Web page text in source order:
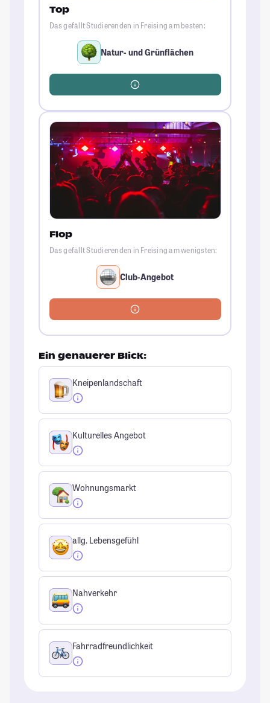
Top
Das gefällt Studierenden in Freising am besten:
Natur- und Grünflächen
Flop
Das gefällt Studierenden in Freising am wenigsten:
Club-Angebot
Ein genauerer Blick:
Kneipenlandschaft
Kulturelles Angebot
Wohnungsmarkt
allg. Lebensgefühl
Nahverkehr
Fahrradfreundlichkeit